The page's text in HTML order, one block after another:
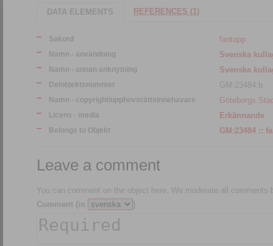
DATA ELEMENTS REFERENCES (1)
Sakord fantopp
Namn - användning Svenska
Namn - annan anknytning Svenska
Delobjektsnummer GM:23484:b
Namn - copyright/upphovsrättsinnehavare Göteborgs
Licens - media Erkännande
Belongs to Objekt
Leave a comment
You can comment on the object here. We moderate all comments
Comment (in
)